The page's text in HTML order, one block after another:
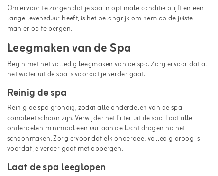
Om ervoor te zorgen dat je spa in optimale conditie blijft en een
lange levensduur heeft, is het belangrijk om hem op de juiste
manier op te bergen.
Leegmaken van de Spa
Begin met het volledig leegmaken van de spa. Zorg ervoor dat al
het water uit de spa is voordat je verder gaat.
Reinig de spa
Reinig de spa grondig, zodat alle onderdelen van de spa
compleet schoon zijn. Verwijder het filter uit de spa. Laat alle
onderdelen minimaal een uur aan de lucht drogen na het
schoonmaken. Zorg ervoor dat elk onderdeel volledig droog is
voordat je verder gaat met opbergen.
Laat de spa leeglopen